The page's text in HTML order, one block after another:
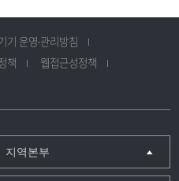
기 운영·관리방침
책
웹접근성정책
지역본부